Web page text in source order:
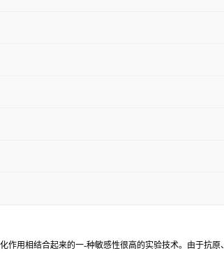
作用相结合起来的一-种敏感性很高的实验技术。由于抗原